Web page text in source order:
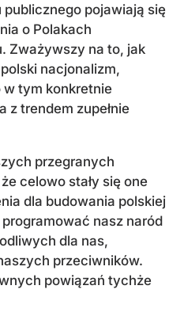
pojawiają się
o Polakach
Zważywszy na to, jak
nacjonalizm,
w tym konkretnie
z trendem zupełnie
przegranych
celowo stały się one
dla budowania polskiej
nasz naród
dla nas,
przeciwników.
powiązań tychże